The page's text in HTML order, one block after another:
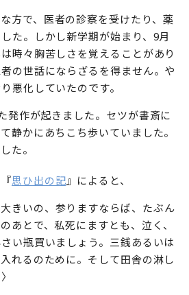
方で、医者の診察を受けたり、薬
た。しかし新学期が始まり、9月
時々胸苦しさを覚えることがあり
の世話にならざるを得ません。や
悪化していたのです。
発作が起きました。セツが書斎に
静かにあちこち歩いていました。
た。
思ひ出の記』によると、
きいの、参りますならば、たぶん
あとで、私死にますとも、泣く、
い瓶買いましょう。三銭あるいは
れるのために。そして田舎の淋し